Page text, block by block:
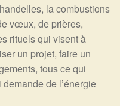
la combustions
vœux, de prières,
rituels qui visent à
un projet, faire un
tous ce qui
de l’énergie